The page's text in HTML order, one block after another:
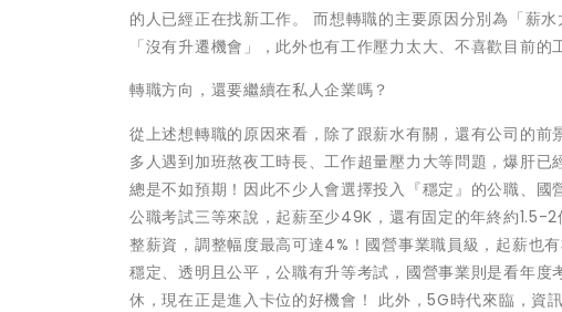
的人已經正在找新工作。 而想轉職的主要原因分別為「薪
「沒有升遷機會」，此外也有工作壓力太大、不喜歡目前的
轉職方向，還要繼續在私人企業嗎？
從上述想轉職的原因來看，除了跟薪水有關，還有公司的
多人遇到加班熬夜工時長、工作超量壓力大等問題，爆肝
總是不如預期！因此不少人會選擇投入『穩定』的公職、
公職考試三等來說，起薪至少49K，還有固定的年終約1.5-
整薪資，調整幅度最高可達4%！國營事業職員級，起薪也
穩定、透明且公平，公職有升等考試，國營事業則是看年
休，現在正是進入卡位的好機會！ 此外，5G時代來臨，資